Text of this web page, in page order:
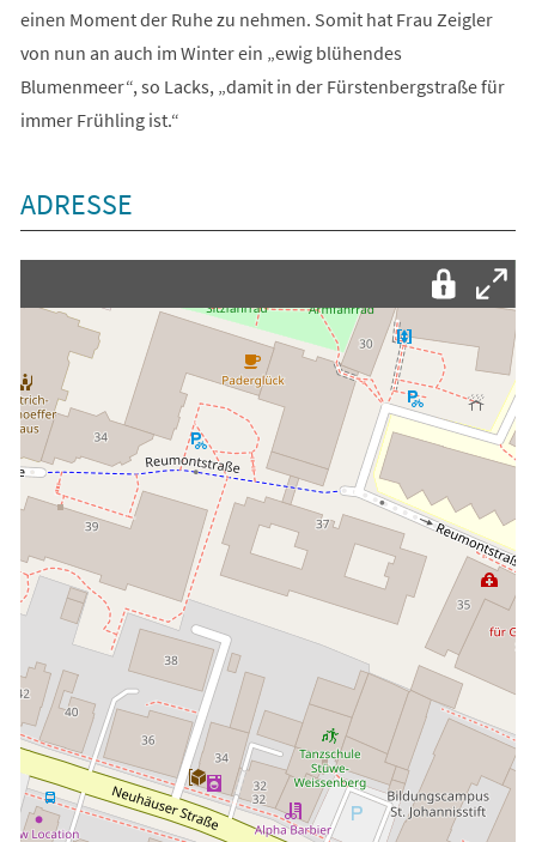
einen Moment der Ruhe zu nehmen. Somit hat Frau Zeigler
von nun an auch im Winter ein „ewig blühendes
Blumenmeer“, so Lacks, „damit in der Fürstenbergstraße für
immer Frühling ist.“
ADRESSE